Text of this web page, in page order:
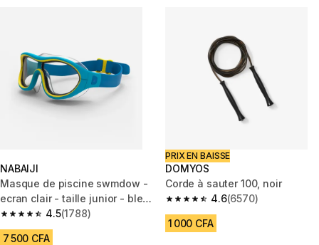
NABAIJI
Masque de piscine swmdow -
ecran clair - taille junior - bleu
jaune
4.5
4.5 out of 5 stars from 1788 reviews
(1788)
7 500 CFA
PRIX EN BAISSE
DOMYOS
Corde à sauter 100, noir
4.6
4.6 out of 5 stars from 6570
(6570)
1 000 CFA